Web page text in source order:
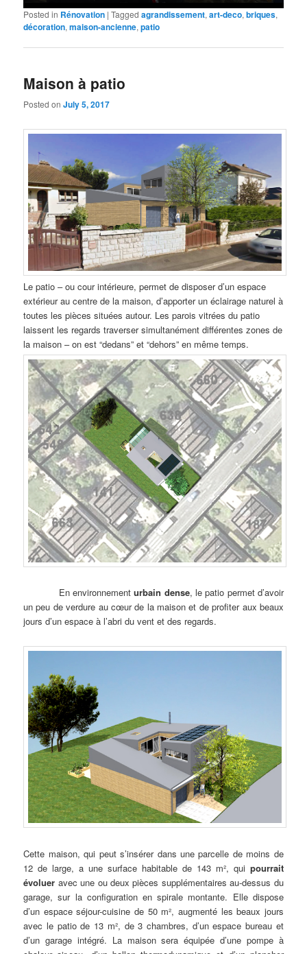
Posted in Rénovation |Tagged agrandissement,art-deco,briques,
décoration,maison-ancienne,patio
Maison à patio
Posted onJuly 5, 2017
Le patio – ou cour intérieure, permet de disposer d’un espace
extérieur au centre de la maison, d’apporter un éclairage naturel à
toutes les pièces situées autour. Les parois vitrées du patio
laissent les regards traverser simultanément différentes zones de
la maison – on est “dedans” et “dehors” en même temps.
En environnementurbain dense, le patio permet d’avoir
un peu de verdure au cœur de la maison et de profiter aux beaux
jours d’un espace à l’abri du vent et des regards.
Cette maison, qui peut s’insérer dans une parcelle de moins de
12 de large, a une surface habitable de 143 m², qui pourrait
évoluer avec une ou deux pièces supplémentaires au-dessus du
garage, sur la configuration en spirale montante. Elle dispose
d’un espace séjour-cuisine de 50 m², augmenté les beaux jours
avec le patio de 13 m², de 3 chambres, d’un espace bureau et
d’un garage intégré. La maison sera équipée d’une pompe à